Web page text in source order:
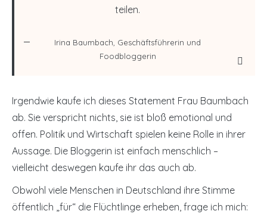
teilen.
Irina Baumbach, Geschäftsführerin und
Foodbloggerin
Irgendwie kaufe ich dieses Statement Frau Baumbach
ab. Sie verspricht nichts, sie ist bloß emotional und
offen. Politik und Wirtschaft spielen keine Rolle in ihrer
Aussage. Die Bloggerin ist einfach menschlich –
vielleicht deswegen kaufe ihr das auch ab.
Obwohl viele Menschen in Deutschland ihre Stimme
öffentlich „für“ die Flüchtlinge erheben, frage ich mich: